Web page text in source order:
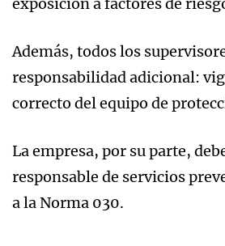
exposición a factores de
Además, todos los
responsabilidad adicional:
correcto del equipo de
La empresa, por su parte,
responsable de servicios
a la Norma 030.